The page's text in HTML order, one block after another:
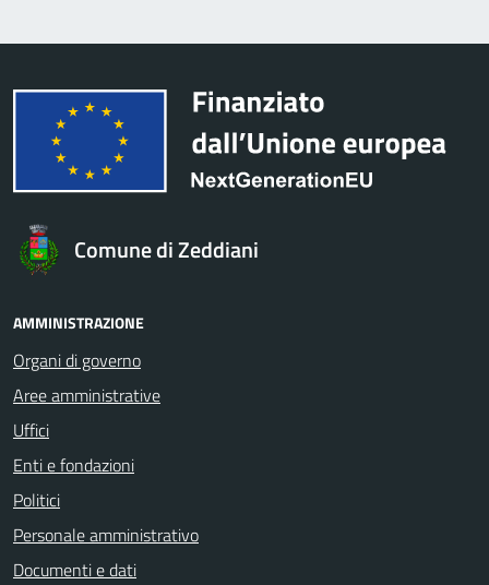
Comune di Zeddiani
AMMINISTRAZIONE
Organi di governo
Aree amministrative
Uffici
Enti e fondazioni
Politici
Personale amministrativo
Documenti e dati